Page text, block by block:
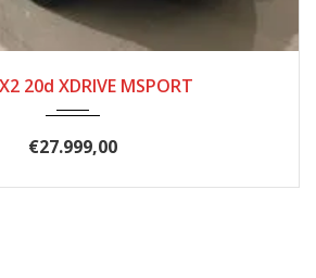
20d XDRIVE MSPORT
€27.999,00